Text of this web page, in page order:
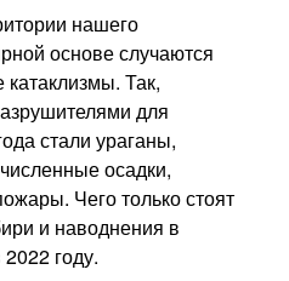
нашего
основе случаются
Так,
для
стали ураганы,
осадки,
Чего только стоят
и наводнения в
году.